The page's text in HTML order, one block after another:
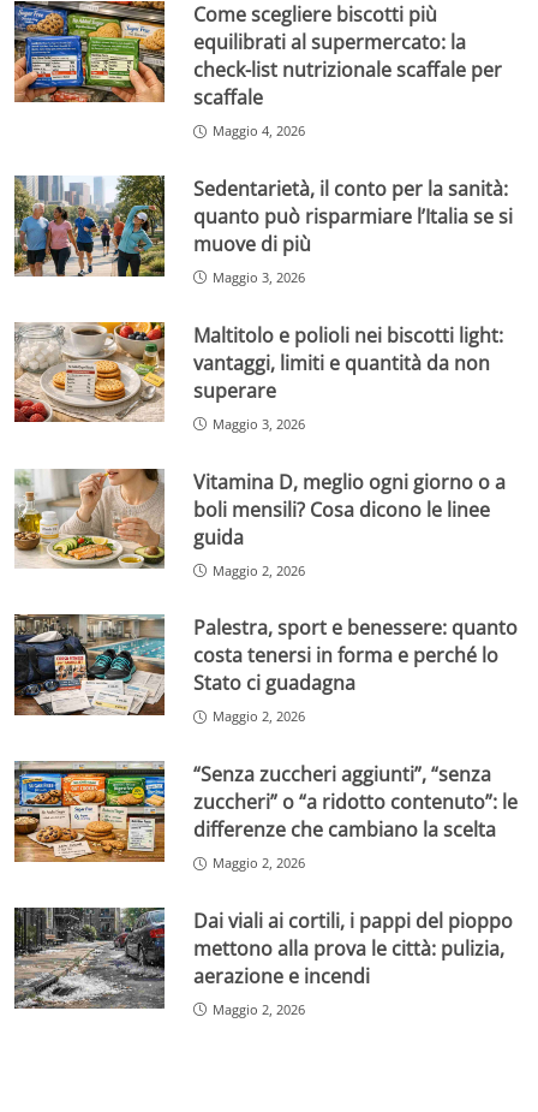
Come scegliere biscotti più
equilibrati al supermercato: la
check-list nutrizionale scaffale per
scaffale
Maggio 4, 2026
Sedentarietà, il conto per la sanità:
quanto può risparmiare l’Italia se si
muove di più
Maggio 3, 2026
Maltitolo e polioli nei biscotti light:
vantaggi, limiti e quantità da non
superare
Maggio 3, 2026
Vitamina D, meglio ogni giorno o a
boli mensili? Cosa dicono le linee
guida
Maggio 2, 2026
Palestra, sport e benessere: quanto
costa tenersi in forma e perché lo
Stato ci guadagna
Maggio 2, 2026
“Senza zuccheri aggiunti”, “senza
zuccheri” o “a ridotto contenuto”: le
differenze che cambiano la scelta
Maggio 2, 2026
Dai viali ai cortili, i pappi del pioppo
mettono alla prova le città: pulizia,
aerazione e incendi
Maggio 2, 2026